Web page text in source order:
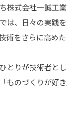
株式会社一誠工
は、日々の実践
術をさらに高め
とりが技術者と
ものづくりが好